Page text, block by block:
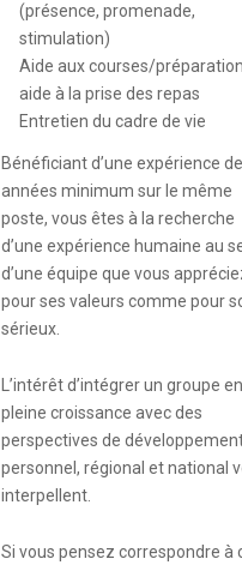
(présence, promenade,
stimulation)
Aide aux courses/
aide à la prise des repas
Entretien du cadre de vie
Bénéficiant d’une expérience
années minimum sur le même
poste, vous êtes à la recherche
d’une expérience humaine au
d’une équipe que vous
pour ses valeurs comme pour
sérieux.
L’intérêt d’intégrer un groupe en
pleine croissance avec des
perspectives de
personnel, régional et national
interpellent.
Si vous pensez correspondre à